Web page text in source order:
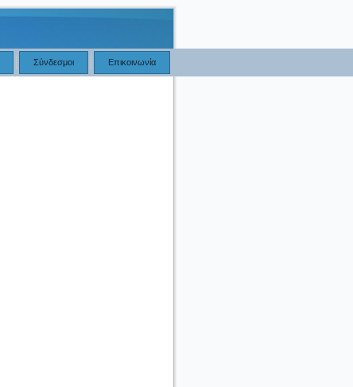
Σύνδεσμοι Επικοινωνία